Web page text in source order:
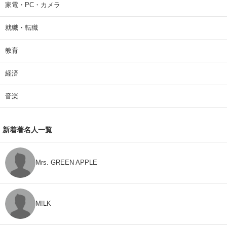
家電・PC・カメラ
就職・転職
教育
経済
音楽
新着著名人一覧
Mrs. GREEN APPLE
M!LK